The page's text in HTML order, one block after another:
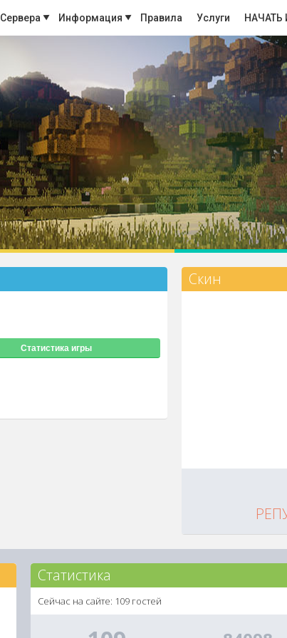
Сервера Информация Правила Услуги НАЧАТЬ
Статистика игры
Скин
Статистика
Сейчас на сайте: 109 гостей